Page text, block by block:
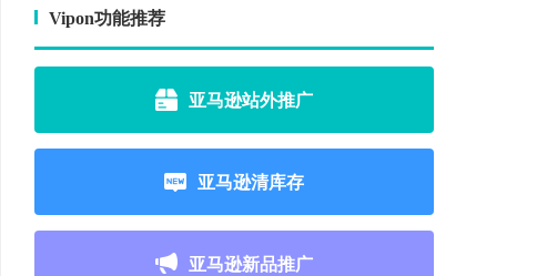
Vipon功能推荐
亚马逊站外推广
亚马逊清库存
亚马逊新品推广